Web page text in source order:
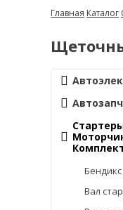
Главная Каталог
Вал